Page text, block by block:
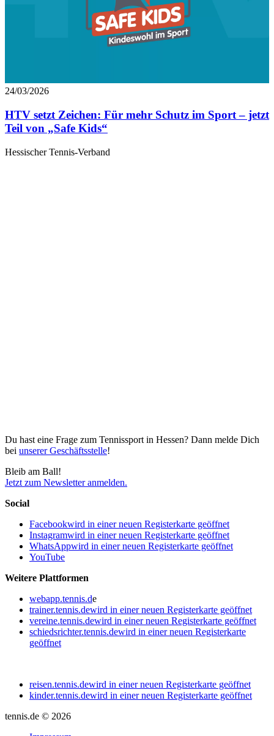
24/03/2026
HTV setzt Zeichen: Für mehr Schutz im Sport – jetzt
Teil von „Safe Kids“
Hessischer Tennis-Verband
Du hast eine Frage zum Tennissport in Hessen? Dann melde Dich
bei unserer Geschäftsstelle!
Bleib am Ball!
Jetzt zum Newsletter anmelden.
Social
Facebookwird in einer neuen Registerkarte geöffnet
Instagramwird in einer neuen Registerkarte geöffnet
WhatsAppwird in einer neuen Registerkarte geöffnet
YouTube
Weitere Plattformen
webapp.tennis.de
trainer.tennis.dewird in einer neuen Registerkarte geöffnet
vereine.tennis.dewird in einer neuen Registerkarte geöffnet
schiedsrichter.tennis.dewird in einer neuen Registerkarte
geöffnet
reisen.tennis.dewird in einer neuen Registerkarte geöffnet
kinder.tennis.dewird in einer neuen Registerkarte geöffnet
tennis.de © 2026